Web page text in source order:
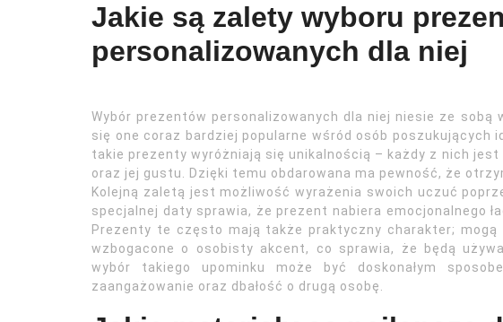
Jakie są zalety wyboru
personalizowanych dla niej
Wybór prezentów personalizowanych dla niej niesie ze
się one coraz bardziej popularne wśród osób poszukujących
takie prezenty wyróżniają się unikalnością – każdy z nich
oraz jej gustu. Dzięki temu obdarowana ma pewność, że
Kolejną zaletą jest możliwość wyrażenia swoich uczuć
specjalnej daty sprawia, że prezent nabiera emocjonalnego
Prezenty te często mają także praktyczny charakter;
wzbogacone o osobisty akcent, co sprawia, że będą
wybór takiego upominku może być doskonałym
zaangażowanie oraz dbałość o drugą osobę.